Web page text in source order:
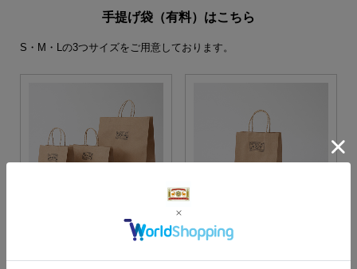
手提げ袋（有料）はこちら
S・M・Lの3つサイズをご用意しております。
S・M・Lサイズより当店に
Sサイズ